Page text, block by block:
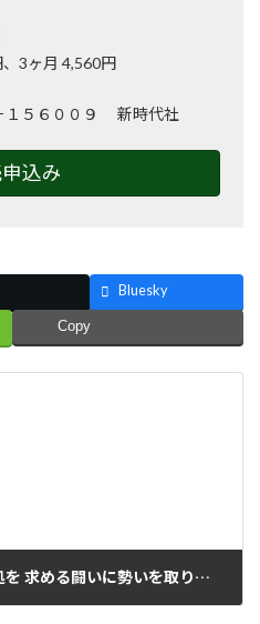
、3ヶ月 4,560円
１５６００９ 新時代社
込み
Bluesky
Copy
ごまかしのない気候変動対処を 求める闘いに勢いを取り戻そう